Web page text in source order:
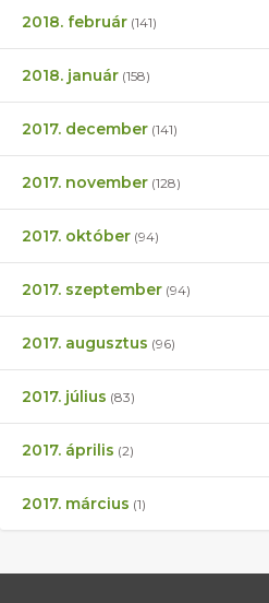
2018. február (141)
2018. január (158)
2017. december (141)
2017. november (128)
2017. október (94)
2017. szeptember (94)
2017. augusztus (96)
2017. július (83)
2017. április (2)
2017. március (1)